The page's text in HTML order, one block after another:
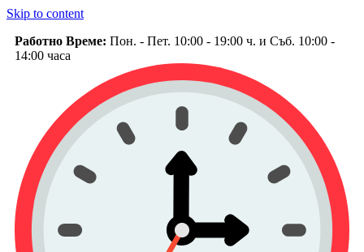
Skip to content
Работно Време: Пон. - Пет. 10:00 - 19:00 ч. и Съб. 10:00 -
14:00 часа